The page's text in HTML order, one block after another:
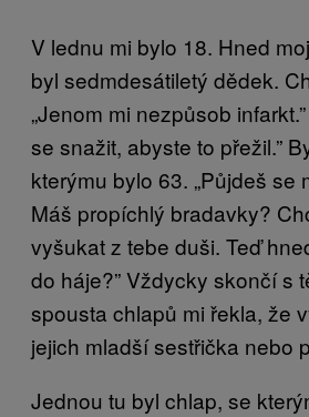
V lednu mi bylo 18. Hned
byl sedmdesátiletý dědek.
„Jenom mi nezpůsob
se snažit, abyste to přežil.”
kterýmu bylo 63. „Půjdeš se
Máš propíchlý bradavky?
vyšukat z tebe duši. Teď
do háje?” Vždycky skončí s
spousta chlapů mi řekla, že
jejich mladší sestřička nebo
Jednou tu byl chlap, se